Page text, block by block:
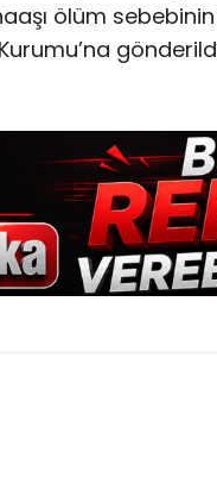
ölüm